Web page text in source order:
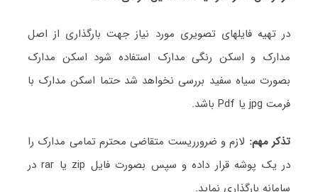
در تهیه فایلهای تصویری مورد نیاز جهت بارگذاری از اصل
مدارک و اسکن رنگی مدارک استفاده شود اسکن مدارک
بصورت سیاه سفید بررسی نخواهد شد حتما اسکن مدارک با
فرمت jpg یا Pdf باشد.
تذکر مهم: لازم و ضرورریست متقاضی محترم تمامی مدارک را
در یک پوشه قرار داده و سپس بصورت فایل zip یا rar در
سامانه بارگذاری نماید.